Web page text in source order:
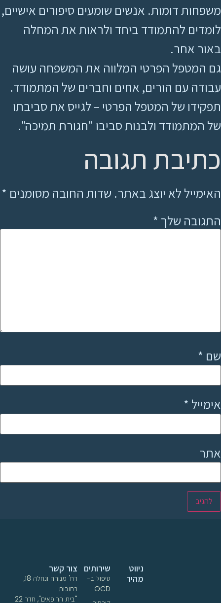
משפחות דומות. אנשים שומעים סיפורים אישיים,
לומדים להתמודד ביחד ולראות את המחלה
באור אחר.
גם המטפל הפרטי המלווה את המשפחה עושה
עבודה עם הורים, אחים וחברים של המתמודד.
תפקידו של המטפל הפרטי – לגייס את סביבתו
של המתמודד ולבנות סביבו "חגורת תמיכה".
כתיבת תגובה
האימייל לא יוצג באתר. שדות החובה מסומנים *
התגובה שלך *
שם *
אימייל *
אתר
שירותים
טיפול ב-
OCD
ניווט
מהיר
צור קשר
רח' מנוחה ונחלה 18,
רחובות
"בית הרופאים", חדר 22